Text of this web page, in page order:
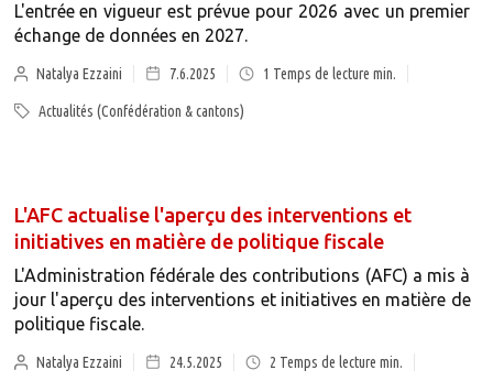
L'entrée en vigueur est prévue pour 2026 avec un premier
échange de données en 2027.
Natalya Ezzaini 7.6.2025 1 Temps de lecture min.
Actualités (Confédération & cantons)
L'AFC actualise l'aperçu des interventions et
initiatives en matière de politique fiscale
L'Administration fédérale des contributions (AFC) a mis à
jour l'aperçu des interventions et initiatives en matière de
politique fiscale.
Natalya Ezzaini 24.5.2025 2 Temps de lecture min.